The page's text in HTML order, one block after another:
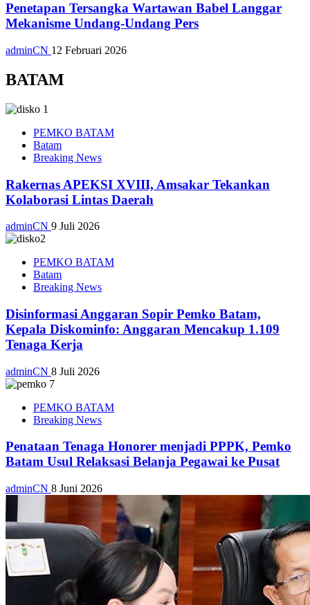
Penetapan Tersangka Wartawan Babel Langgar
Mekanisme Undang-Undang Pers
adminCN 12 Februari 2026
BATAM
PEMKO BATAM
Batam
Breaking News
Rakernas APEKSI XVIII, Amsakar Tekankan
Kolaborasi Lintas Daerah
adminCN 9 Juli 2026
PEMKO BATAM
Batam
Breaking News
Disinformasi Anggaran Sopir Pemko Batam,
Kepala Diskominfo: Anggaran Mencakup 1.109
Tenaga Kerja
adminCN 8 Juli 2026
PEMKO BATAM
Breaking News
Penataan Tenaga Honorer menjadi PPPK, Pemko
Batam Usul Relaksasi Belanja Pegawai ke Pusat
adminCN 8 Juni 2026